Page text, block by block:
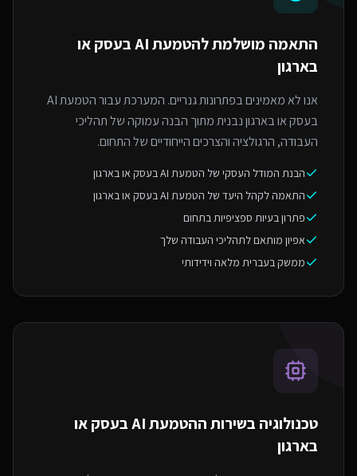
התאמה מושלמת ל
הטמעת AI בעסק או
בארגון
אנו לא מאמינים בפתרונות גנריים. המערכת עבור הטמעת AI
בעסק או בארגון נבנית מתוך הבנה עמוקה של תהליכי
העבודה, הרגולציה והצרכים הייחודיים של התחום.
הבנת המודל העסקי של הטמעת AI בעסק או בארגון
התאמה לקהל היעד של הטמעת AI בעסק או בארגון
פתרון בעיות ספציפיות בתחום
אפיון מותאם לתהליכי העבודה שלך
ממשק בעברית מלאה וידידותי
טכנולוגיה בשירות ה
הטמעת AI בעסק או
בארגון